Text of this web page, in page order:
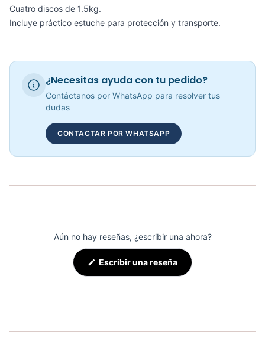
COP 340,309.00
Mancuerna 90 LB Ajustables
COP 886,920.00
Cuatro discos de 1.5kg.
Incluye práctico estuche para protección y transporte.
¿Necesitas ayuda con tu pedido?
Contáctanos por WhatsApp para resolver tus
dudas
CONTACTAR POR WHATSAPP
Aún no hay reseñas, ¿escribir una ahora?
Escribir una reseña(Se
abre
en
nueva